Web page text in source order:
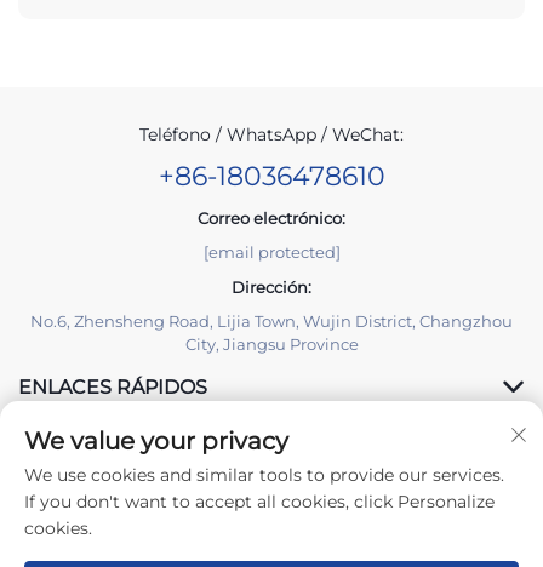
Teléfono / WhatsApp / WeChat:
+86-18036478610
Correo electrónico:
[email protected]
Dirección:
No.6, Zhensheng Road, Lijia Town, Wujin District, Changzhou
City, Jiangsu Province
ENLACES RÁPIDOS
PRODUCTOS
We value your privacy
We use cookies and similar tools to provide our services.
If you don't want to accept all cookies, click Personalize
cookies.